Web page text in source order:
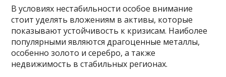
В условиях нестабильности особое внимание
стоит уделять вложениям в активы, которые
показывают устойчивость к кризисам. Наиболее
популярными являются драгоценные металлы,
особенно золото и серебро, а также
недвижимость в стабильных регионах.